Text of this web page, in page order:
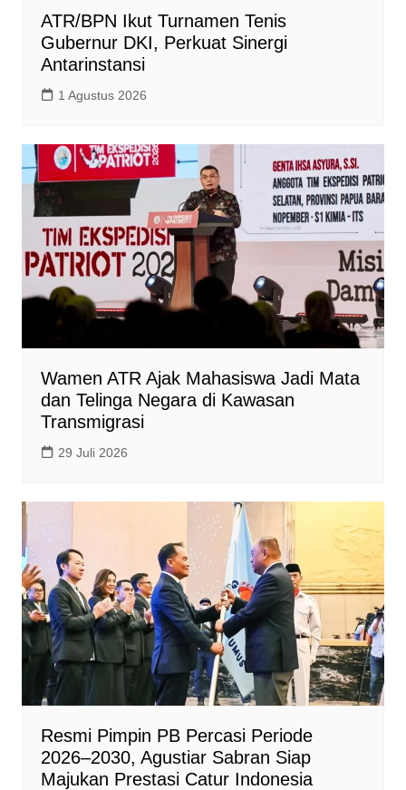
ATR/BPN Ikut Turnamen Tenis
Gubernur DKI, Perkuat Sinergi
Antarinstansi
1 Agustus 2026
Wamen ATR Ajak Mahasiswa Jadi Mata
dan Telinga Negara di Kawasan
Transmigrasi
29 Juli 2026
Resmi Pimpin PB Percasi Periode
2026–2030, Agustiar Sabran Siap
Majukan Prestasi Catur Indonesia